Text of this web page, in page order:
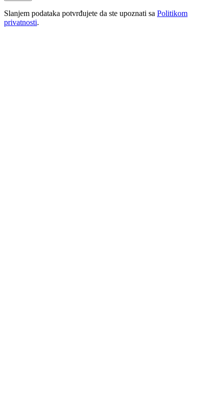
Slanjem podataka potvrđujete da ste upoznati sa Politikom
privatnosti.